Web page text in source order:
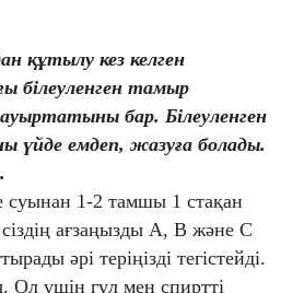
құтылу кез келген
білеуленген тамыр
бар. Білеуленген
үйде емдеп, жазуға болады.
суынан 1-2 тамшы 1 стақан
ағзаңызды А, В және С
әрі теріңізді тегістейді.
Ол үшін гүл мен спиртті